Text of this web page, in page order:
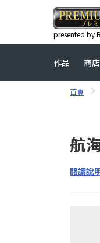
presented by
作品 商店
首頁
航
閱讀說